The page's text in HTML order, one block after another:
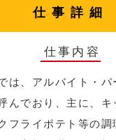
仕事詳細
仕事内容
は、アルバイト・パ
んでおり、主に、
フライポテト等の調